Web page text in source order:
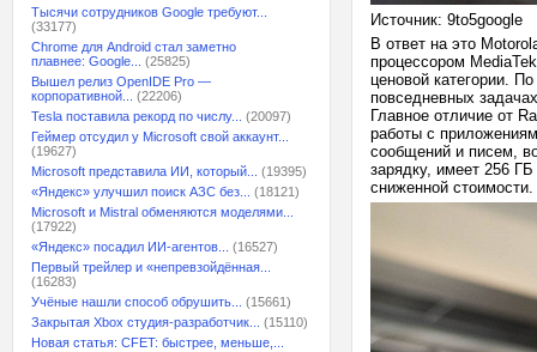
Тысячи сотрудников Google требуют...
(33177)
Chrome для Android стал заметно
плавнее: Google...
(25825)
Вышел релиз OpenIDE Pro —
корпоративной...
(22206)
Tesla поставила рекорд по числу...
(20097)
Геймер отсудил у Microsoft свой аккаунт...
(19627)
Microsoft представила ИИ, который...
(19395)
«Яндекс» улучшил поиск АЗС без...
(18121)
Microsoft и Mistral обменяются моделями...
(17922)
«Яндекс» посадил ИИ-агентов...
(16527)
Первый трейлер и «непревзойдённая...
(16283)
Учёные нашли способ обрушить...
(15661)
Закрытая Xbox студия-разработчик...
(15110)
Новая статья: CFET: быстрее, меньше,...
Источник: 9to5google
В ответ на это
процессором
ценовой категории.
повседневных
Главное отличие от
работы с
сообщений и писем,
зарядку, имеет 256
сниженной стоимости.